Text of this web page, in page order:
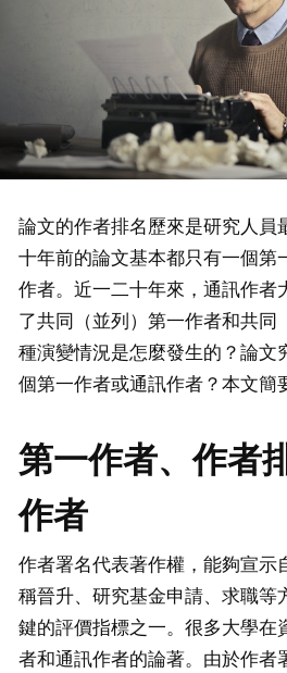
論文的作者排名歷來是研究人員
十年前的論文基本都只有一個第
作者。近一二十年來，通訊作者
了共同（並列）第一作者和共同
種演變情況是怎麼發生的？論文
個第一作者或通訊作者？本文簡
第一作者、作者
作者
作者署名代表著作權，能夠宣示
稱晉升、研究基金申請、求職等
鍵的評價指標之一。很多大學在
者和通訊作者的論著。由於作者